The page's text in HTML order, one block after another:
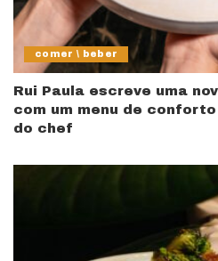
comer \ beber
Rui Paula escreve uma
com um menu de
do chef